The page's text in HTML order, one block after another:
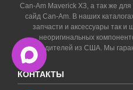
Can-Am Maverick X3, а так же
сайд Can-Am. В наших
запчасти и аксессуары так
неоригинальных
производителей из США. Мы
КОНТАКТЫ